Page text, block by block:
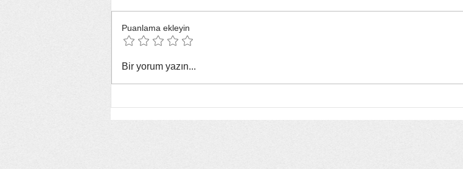
Yeşil Bülten: 22-28 Haziran
Haftasında Dünyayı ve
Gündemi
Ekolojik Bir Mirasın İhale
Puanlama ekleyin
Bir yorum yazın...